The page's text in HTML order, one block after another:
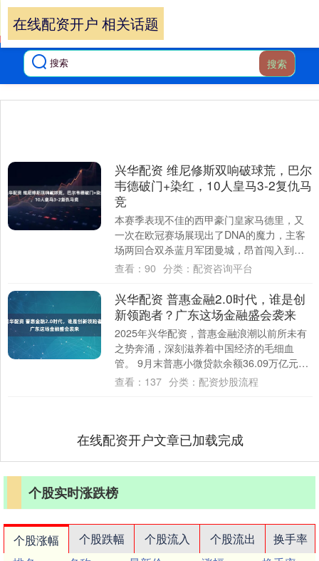
搜索
在线配资开户 相关话题
兴华配资 维尼修斯双响破球荒，巴尔
韦德破门+染红，10人皇马3-2复仇马
竞
本赛季表现不佳的西甲豪门皇家马德里，又
一次在欧冠赛场展现出了DNA的魔力，主客
场两回合双杀蓝月军团曼城，昂首闯入到了
八强，稍作休整之后，皇马在西甲第29轮联
查看： 90 分类： 配资咨询平台
兴华配资 普惠金融2.0时代，谁是创
新领跑者？广东这场金融盛会袭来
2025年兴华配资，普惠金融浪潮以前所未有
之势奔涌，深刻滋养着中国经济的毛细血
管。 9月末普惠小微贷款余额36.09万亿元，
同比增长12.2%，增速比各项贷款高....
查看： 137 分类： 配资炒股流程
在线配资开户文章已加载完成
个股实时涨跌榜
个股涨幅 个股跌幅 个股流入 个股流出
换手率